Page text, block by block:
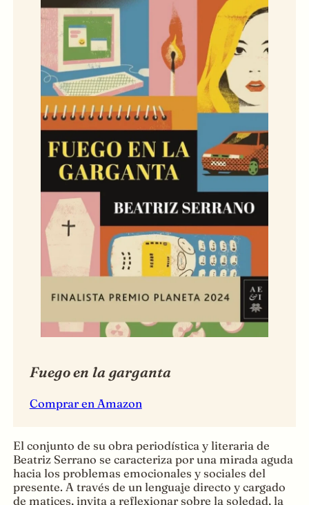
Fuego en la garganta
Comprar en Amazon
El conjunto de su obra periodística y literaria de
Beatriz Serrano se caracteriza por una mirada aguda
hacia los problemas emocionales y sociales del
presente. A través de un lenguaje directo y cargado
de matices, invita a reflexionar sobre la soledad, la